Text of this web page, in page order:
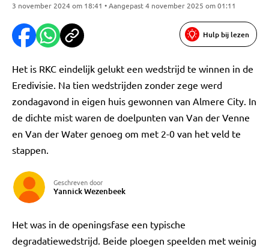
3 november 2024 om 18:41 • Aangepast 4 november 2025 om 01:11
Hulp bij lezen
Het is RKC eindelijk gelukt een wedstrijd te winnen in de
Eredivisie. Na tien wedstrijden zonder zege werd
zondagavond in eigen huis gewonnen van Almere City. In
de dichte mist waren de doelpunten van Van der Venne
en Van der Water genoeg om met 2-0 van het veld te
stappen.
Geschreven door
Yannick Wezenbeek
Het was in de openingsfase een typische
degradatiewedstrijd. Beide ploegen speelden met weinig